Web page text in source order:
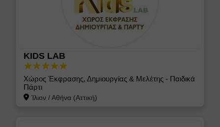
KIDS LAB
Χώρος Έκφρασης, Δημιουργίας & Μελέτης - Παιδικά
Πάρτι
Ίλιον/Αθήνα (Αττική)